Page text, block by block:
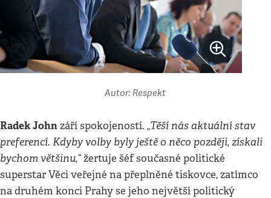
Autor: Respekt
Radek Johnzáří spokojeností. „Těší nás aktuální stav
preferencí. Kdyby volby byly ještě o něco později, získali
bychom většinu,“žertuje šéf současné politické
superstar Věci veřejné na přeplněné tiskovce, zatímco
na druhém konci Prahy se jeho největší politický